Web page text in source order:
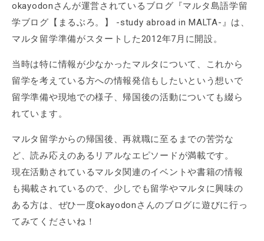
okayodonさんが運営されているブログ『マルタ島語学留
学ブログ【まるぶろ。】 -study abroad in MALTA-』は、
マルタ留学準備がスタートした2012年7月に開設。
当時は特に情報が少なかったマルタについて、これから
留学を考えている方への情報発信もしたいという想いで
留学準備や現地での様子、帰国後の活動についても綴ら
れています。
マルタ留学からの帰国後、再就職に至るまでの苦労な
ど、読み応えのあるリアルなエピソードが満載です。
現在活動されているマルタ関連のイベントや書籍の情報
も掲載されているので、少しでも留学やマルタに興味の
ある方は、ぜひ一度okayodonさんのブログに遊びに行っ
てみてくださいね！